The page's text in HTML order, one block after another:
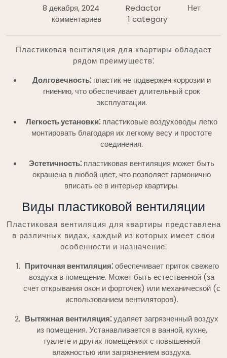
8 декабря, 2024 Redactor
Нет
комментариев
1 category
Пластиковая вентиляция для квартиры обладает
рядом преимуществ⁚
Долговечность⁚ пластик не подвержен коррозии и
гниению, что обеспечивает длительный срок
эксплуатации.
Легкость установки⁚ пластиковые воздуховоды легко
монтировать благодаря их легкому весу и простоте
соединения.
Эстетичность⁚ пластиковая вентиляция может быть
окрашена в любой цвет, что позволяет гармонично
вписать ее в интерьер квартиры.
Виды пластиковой вентиляции
Пластиковая вентиляция для квартиры представлена
в различных видах, каждый из которых имеет свои
особенности и назначение⁚
Приточная вентиляция⁚обеспечивает приток свежего
воздуха в помещение. Может быть естественной (за
счет открывания окон и форточек) или механической (с
использованием вентиляторов).
Вытяжная вентиляция⁚удаляет загрязненный воздух
из помещения. Устанавливается в ванной, кухне,
туалете и других помещениях с повышенной
влажностью или загрязнением воздуха.